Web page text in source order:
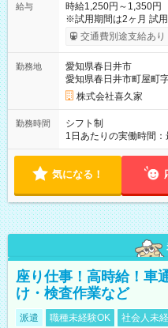
給与
時給1,250円～1,350円
※試用期間は2ヶ月 試用
用期間】試用期間あり
は本採用時と同じです。
交通費別途支給あり
勤務地
愛知県春日井市
愛知県春日井市町屋町
株式会社喜久家
勤務時間
シフト制
1日あたりの実働時間
00（実働7時間） 【中
人員状況により変動し
気になる！
座り仕事！高時給！車
け・検査作業など
派遣 職種未経験OK 社会人未